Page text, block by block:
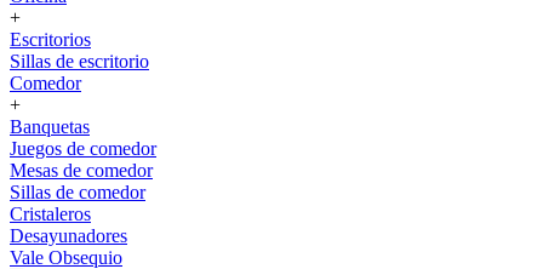
+
Escritorios
Sillas de escritorio
Comedor
+
Banquetas
Juegos de comedor
Mesas de comedor
Sillas de comedor
Cristaleros
Desayunadores
Vale Obsequio